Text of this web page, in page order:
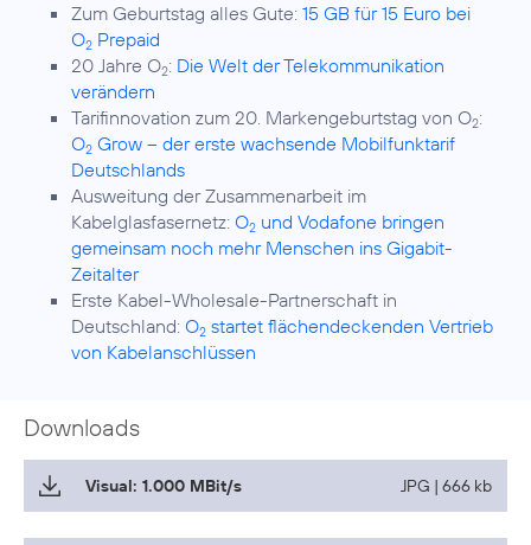
Zum Geburtstag alles Gute: 15 GB für 15 Euro bei
O2 Prepaid
20 Jahre O2: Die Welt der Telekommunikation
verändern
Tarifinnovation zum 20. Markengeburtstag von O2:
O2 Grow – der erste wachsende Mobilfunktarif
Deutschlands
Ausweitung der Zusammenarbeit im
Kabelglasfasernetz: O2 und Vodafone bringen
gemeinsam noch mehr Menschen ins Gigabit-
Zeitalter
Erste Kabel-Wholesale-Partnerschaft in
Deutschland: O2 startet flächendeckenden Vertrieb
von Kabelanschlüssen
Downloads
Visual: 1.000 MBit/s JPG | 666 kb